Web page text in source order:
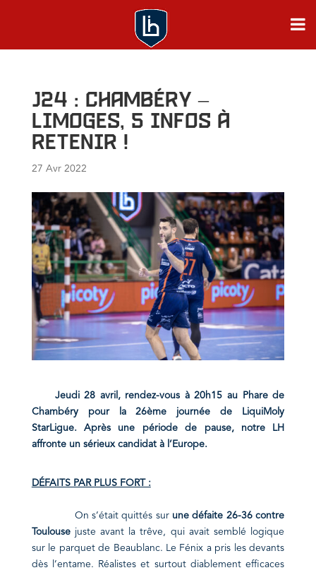
J24 : Chambéry –
Limoges, 5 infos à
retenir !
27 Avr 2022
Jeudi 28 avril, rendez-vous à 20h15 au Phare de
Chambéry pour la 26ème journée de LiquiMoly
StarLigue. Après une période de pause, notre LH
affronte un sérieux candidat à l’Europe.
DÉFAITS PAR PLUS FORT :
On s’était quittés sur une défaite 26-36 contre
Toulousejuste avant la trêve, qui avait semblé logique
sur le parquet de Beaublanc. Le Fénix a pris les devants
dès l’entame. Réalistes et surtout diablement efficaces